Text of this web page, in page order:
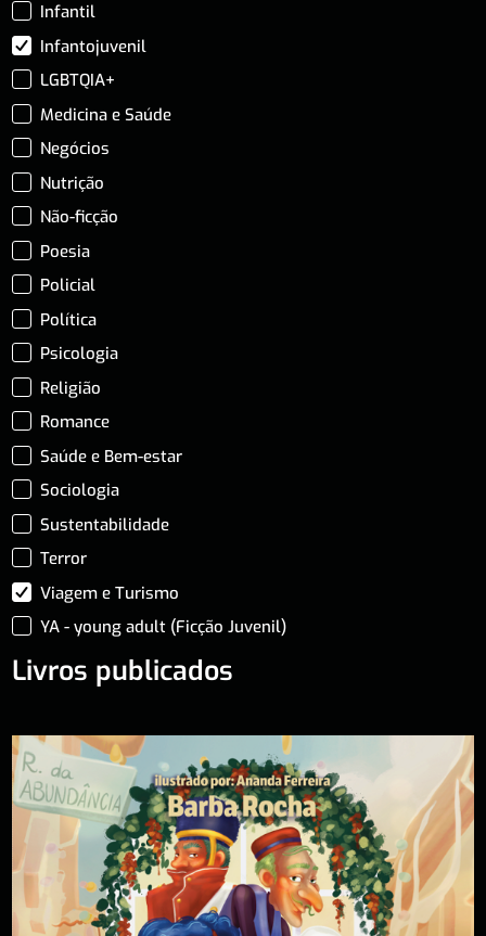
Infantil
Infantojuvenil
LGBTQIA+
Medicina e Saúde
Negócios
Nutrição
Não-ficção
Poesia
Policial
Política
Psicologia
Religião
Romance
Saúde e Bem-estar
Sociologia
Sustentabilidade
Terror
Viagem e Turismo
YA - young adult (Ficção Juvenil)
Livros publicados